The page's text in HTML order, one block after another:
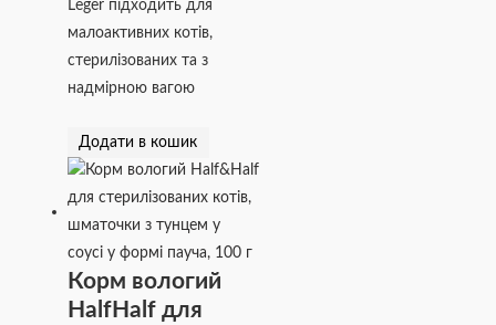
Leger підходить для
малоактивних котів,
стерилізованих та з
надмірною вагою
Додати в кошик
Корм вологий
HalfHalf для